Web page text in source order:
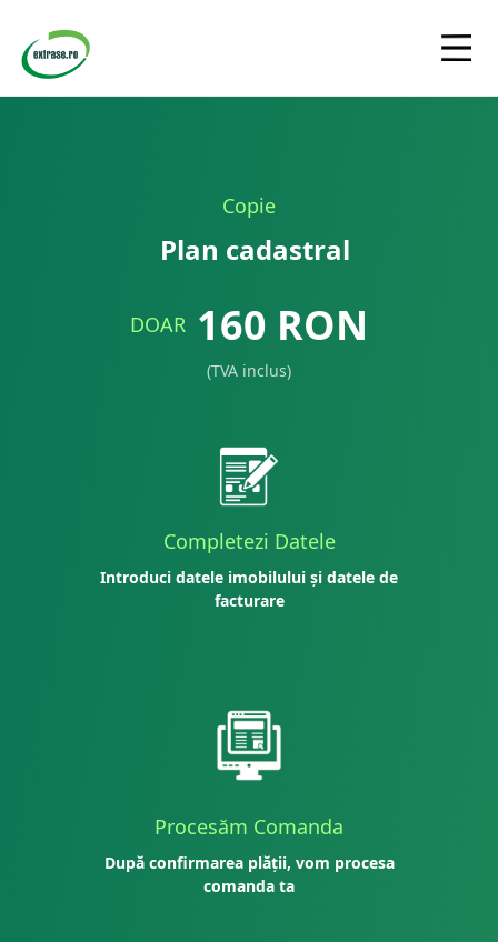
Copie
Plan cadastral
DOAR 160 RON
(TVA inclus)
Completezi Datele
Introduci datele imobilului și datele de
facturare
Procesăm Comanda
După confirmarea plății, vom procesa
comanda ta